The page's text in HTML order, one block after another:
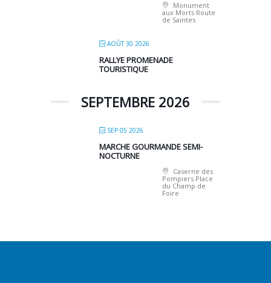
Monument
aux Morts Route
de Saintes
AOÛT 30 2026
RALLYE PROMENADE
TOURISTIQUE
SEPTEMBRE 2026
SEP 05 2026
MARCHE GOURMANDE SEMI-
NOCTURNE
Caserne des
Pompiers Place
du Champ de
Foire